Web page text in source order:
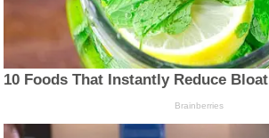
10 Foods That Instantly Reduce Bloat
Brainberries